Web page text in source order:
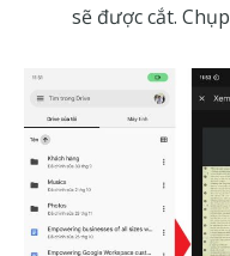
sẽ được cắt.